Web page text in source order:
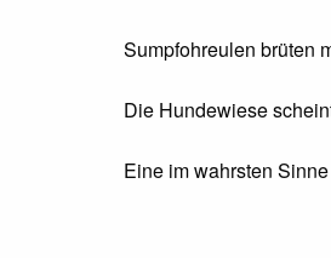
Sumpfohreulen brüten
Die Hundewiese
Eine im wahrsten